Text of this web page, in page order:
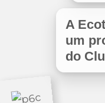
A
um
do